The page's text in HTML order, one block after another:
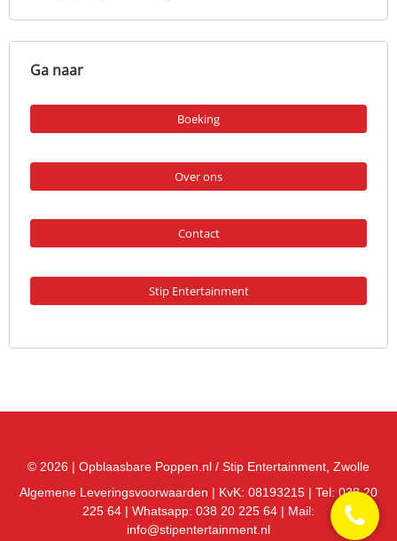
Ga naar
Boeking
Over ons
Contact
Stip Entertainment
© 2026 | Opblaasbare Poppen.nl / Stip Entertainment, Zwolle
Algemene Leveringsvoorwaarden | KvK: 08193215 | Tel: 038 20
225 64 | Whatsapp: 038 20 225 64 | Mail:
info@stipentertainment.nl